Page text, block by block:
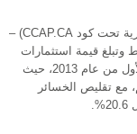
أعلنت اليوم شركة القلعة (المقيدة في البورصة المصرية تحت كود CCAP.CA) –
وتبلغ قيمة استثمارات
9.5 مليار دولار أمريكي، عن النتائج المالية عن الربع الأول من عام 2013، حيث
مجمعة بقيمة 5.3 مليون جم، مع تقليص الخسائر